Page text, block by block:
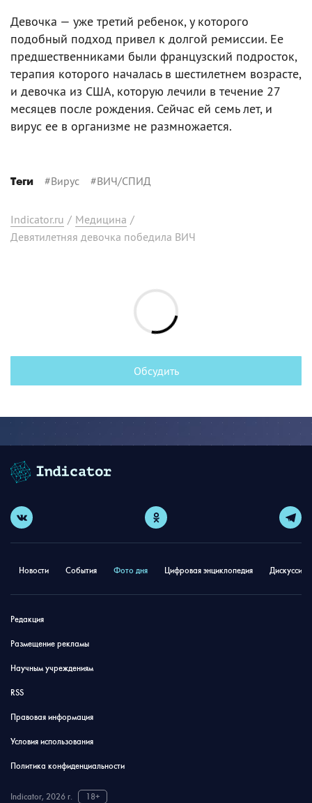
Девочка — уже третий ребенок, у которого
подобный подход привел к долгой ремиссии. Ее
предшественниками были французский подросток,
терапия которого началась в шестилетнем возрасте,
и девочка из США, которую лечили в течение 27
месяцев после рождения. Сейчас ей семь лет, и
вирус ее в организме не размножается.
Теги #Вирус #ВИЧ/СПИД
Indicator.ru / Медицина /
Девятилетняя девочка победила ВИЧ
Обсудить
Новости События Фото дня Цифровая энциклопедия
Редакция
Размещение рекламы
Научным учреждениям
RSS
Правовая информация
Условия использования
Политика конфиденциальности
Indicator, 2026 г. 18+